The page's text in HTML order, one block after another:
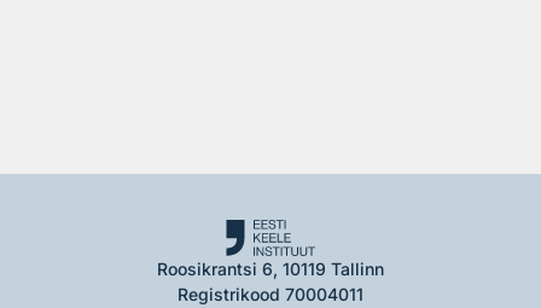
Roosikrantsi 6, 10119 Tallinn
Registrikood 70004011